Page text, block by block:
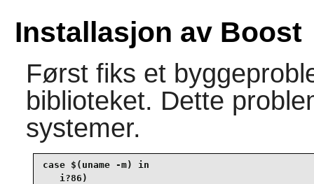
Installasjon av Boost
Først fiks et
biblioteket. Dette
systemer.
case $(uname -m) in
   i?86)